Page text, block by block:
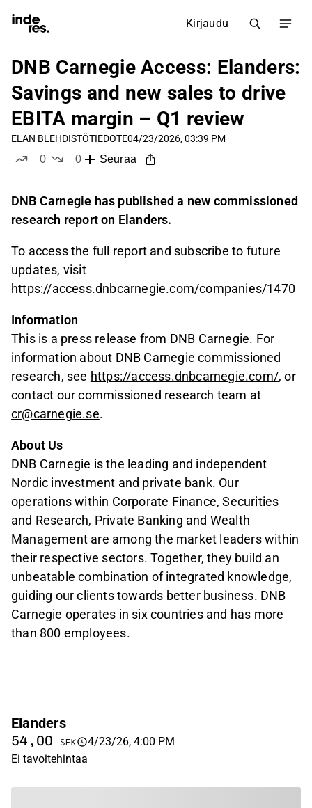
Kirjaudu
DNB Carnegie Access: Elanders:
Savings and new sales to drive
EBITA margin – Q1 review
ELAN BLEHDISTÖTIEDOTE04/23/2026, 03:39 PM
0
0
Seuraa
DNB Carnegie has published a new commissioned
research report on Elanders.
To access the full report and subscribe to future
updates, visit
https://access.dnbcarnegie.com/companies/1470
Information
This is a press release from DNB Carnegie. For
information about DNB Carnegie commissioned
research, see https://access.dnbcarnegie.com/, or
contact our commissioned research team at
cr@carnegie.se.
About Us
DNB Carnegie is the leading and independent
Nordic investment and private bank. Our
operations within Corporate Finance, Securities
and Research, Private Banking and Wealth
Management are among the market leaders within
their respective sectors. Together, they build an
unbeatable combination of integrated knowledge,
guiding our clients towards better business. DNB
Carnegie operates in six countries and has more
than 800 employees.
Elanders
54,00 SEK
4/23/26, 4:00 PM
Ei tavoitehintaa